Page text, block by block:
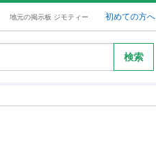
地元の掲示板 ジモティー 初めての方へ
検索